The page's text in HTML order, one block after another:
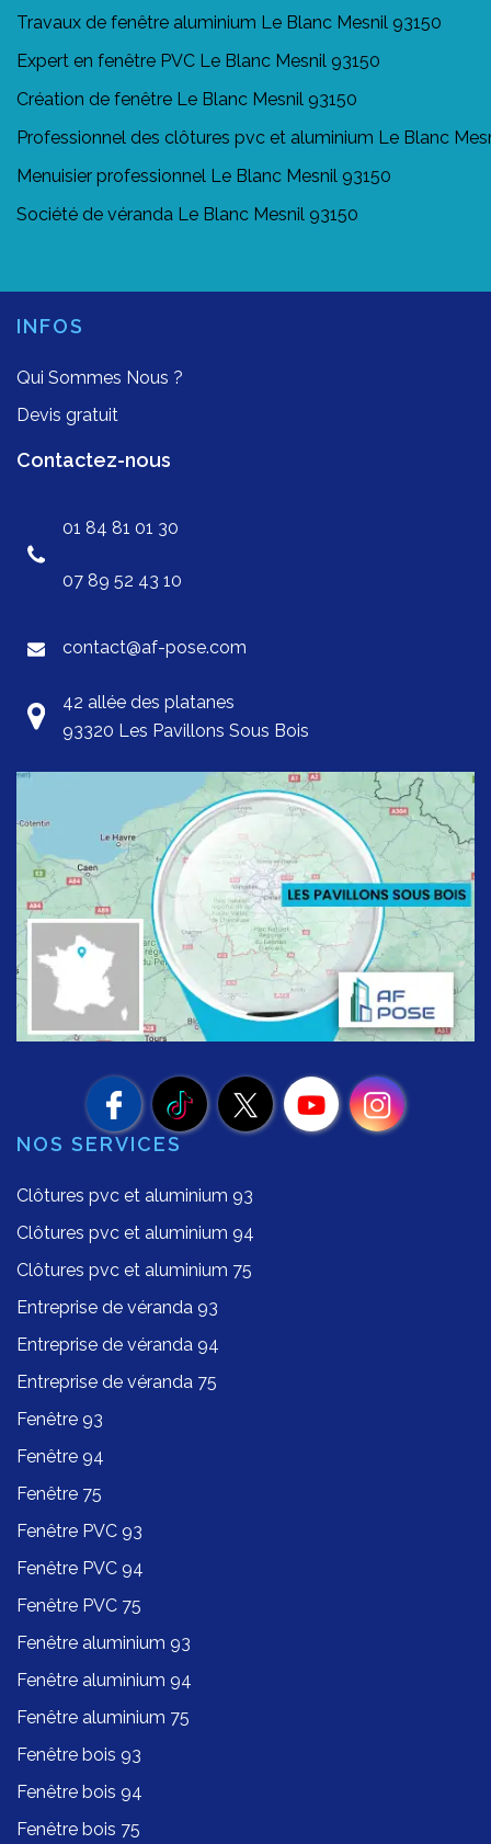
Travaux de fenêtre aluminium Le Blanc Mesnil 93150
Expert en fenêtre PVC Le Blanc Mesnil 93150
Création de fenêtre Le Blanc Mesnil 93150
Professionnel des clôtures pvc et aluminium Le Blanc
Menuisier professionnel Le Blanc Mesnil 93150
Société de véranda Le Blanc Mesnil 93150
INFOS
Qui Sommes Nous ?
Devis gratuit
Contactez-nous
01 84 81 01 30
07 89 52 43 10
contact@af-pose.com
42 allée des platanes
93320 Les Pavillons Sous Bois
NOS SERVICES
Clôtures pvc et aluminium 93
Clôtures pvc et aluminium 94
Clôtures pvc et aluminium 75
Entreprise de véranda 93
Entreprise de véranda 94
Entreprise de véranda 75
Fenêtre 93
Fenêtre 94
Fenêtre 75
Fenêtre PVC 93
Fenêtre PVC 94
Fenêtre PVC 75
Fenêtre aluminium 93
Fenêtre aluminium 94
Fenêtre aluminium 75
Fenêtre bois 93
Fenêtre bois 94
Fenêtre bois 75